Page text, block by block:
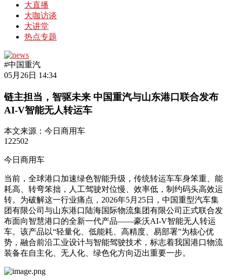
大直播
大咖访谈
大讲堂
热点专题
#中国重汽
05月26日 14:34
链主担当，智驱未来 中国重汽与山东港口联合发布
AI-V智能无人转运车
本文来源： 今日商用车
122502
今日商用车
当前，全球港口加速绿色智能升级，传统转运车车身笨重、能
耗高、转弯笨拙，人工驾驶对位慢、效率低，制约码头高效运
转。为破解这一行业痛点，2026年5月25日，中国重型汽车集
团有限公司与山东港口陆海国际物流集团有限公司正式联合发
布面向智慧港口的全新一代产品——豪沃AI-V智能无人转运
车。该产品以“轻量化、低能耗、高精度、易部署”为核心优
势，融合前沿工业设计与智能驾驶技术，标志着我国港口物流
装备在自主化、无人化、绿色化方向迈出重要一步。